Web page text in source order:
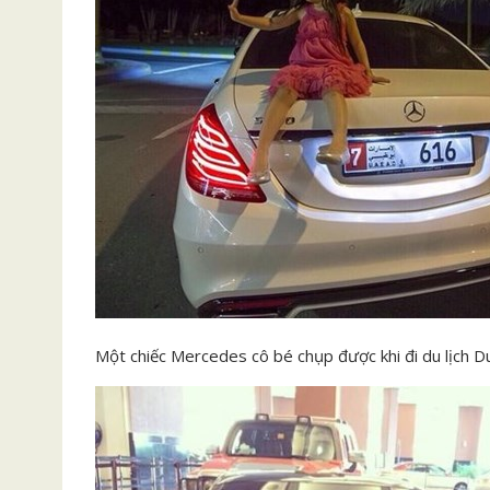
Một chiếc Mercedes cô bé chụp được khi đi du lịch